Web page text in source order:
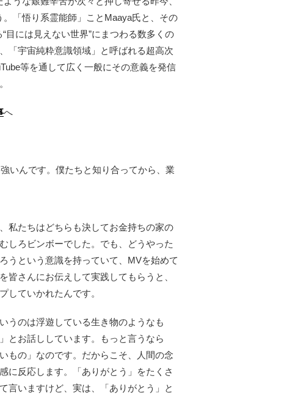
「悟り系霊能師」ことMaaya氏と、その
目には見えない世界”にまつわる数多くの
「宇宙純粋意識領域」と呼ばれる超高次
等を通して広く一般にその意義を発信
へ
いんです。僕たちと知り合ってから、業
私たちはどちらも決してお金持ちの家の
しろビンボーでした。でも、どうやった
うという意識を持っていて、MVを始めて
皆さんにお伝えして実践してもらうと、
していかれたんです。
うのは浮遊している生き物のようなも
とお話ししています。もっと言うなら
もの」なのです。だからこそ、人間の念
に反応します。「ありがとう」をたくさ
言いますけど、実は、「ありがとう」と